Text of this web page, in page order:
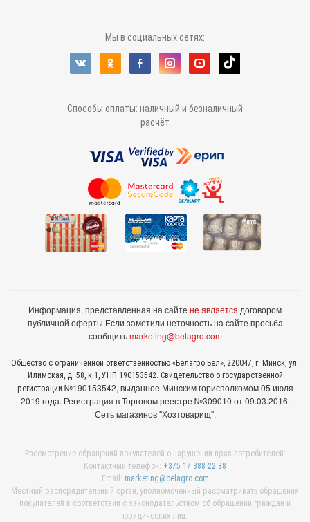
Мы в социальных сетях:
Способы оплаты: наличный и безналичный
расчёт
Информация, представленная на сайте не является договором
публичной оферты.Если заметили неточность на сайте просьба
сообщитьmarketing@belagro.com
Общество с ограниченной ответственностью «Белагро Бел», 220047, г. Минск, ул.
Илимская, д. 58, к.1, УНП 190153542. Свидетельство о государственной
регистрации №190153542, выданное Минcким горисполкомом 05 июля
2019 года. Регистрация в Торговом реестре №309010 от 09.03.2016.
Сеть магазинов "Хозтоварищ".
Рассмотрение обращений покупателей о нарушении прав потребителей:
Контактный телефон: +375 17 388 22 88
Email: marketing@belagro.com
Местный распорядительный орган, уполномоченный рассматривать обращения
покупателей в соответствии с законодательством об обращении граждан и
юридических лиц: